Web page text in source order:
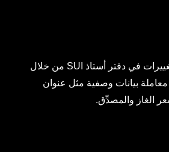
تتم جميع التحديثات والتغييرات في دفتر أستاذ SUI من خلال
بيانات وصفية مثل عنوان
الغاز والمصدِّق.